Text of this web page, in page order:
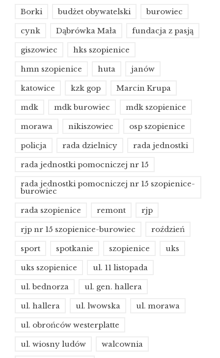
Borki budżet obywatelski burowiec
cynk Dąbrówka Mała fundacja z pasją
giszowiec hks szopienice
hmn szopienice huta janów
katowice kzk gop Marcin Krupa
mdk mdk burowiec mdk szopienice
morawa nikiszowiec osp szopienice
policja rada dzielnicy rada jednostki
rada jednostki pomocniczej nr 15
rada jednostki pomocniczej nr 15 szopienice-
burowiec
rada szopienice remont rjp
rjp nr 15 szopienice-burowiec roździeń
sport spotkanie szopienice uks
uks szopienice ul. 11 listopada
ul. bednorza ul. gen. hallera
ul. hallera ul. lwowska ul. morawa
ul. obrońców westerplatte
ul. wiosny ludów walcownia